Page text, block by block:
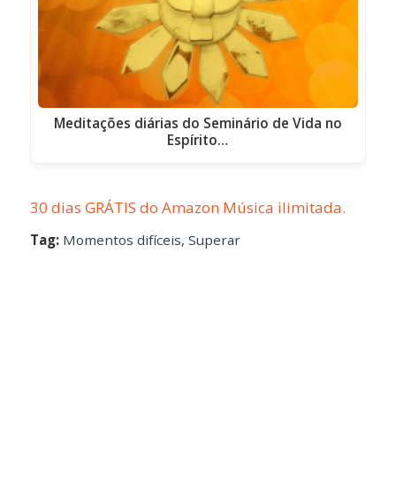
Meditações diárias do Seminário de Vida no
Espírito…
30 dias GRÁTIS do Amazon Música ilimitada.
Tag: Momentos difíceis, Superar